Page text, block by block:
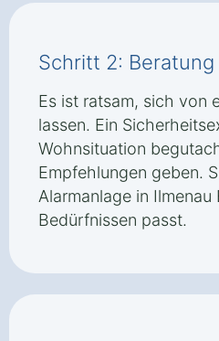
Schritt 2:
Es ist ratsam, sich von
lassen. Ein
Wohnsituation
Empfehlungen geben.
Alarmanlage in
Bedürfnissen passt.